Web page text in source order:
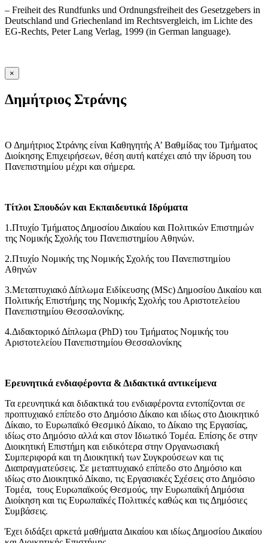
– Freiheit des Rundfunks und Ordnungsfreiheit des Gesetzgebers in
Deutschland und Griechenland im Rechtsvergleich, im Lichte des
EG-Rechts, Peter Lang Verlag, 1999 (in German language).
×
Δημήτριος Στράνης
Ο Δημήτριος Στράνης είναι Καθηγητής Α’ Βαθμίδας του Τμήματος
Διοίκησης Επιχειρήσεων, θέση αυτή κατέχει από την ίδρυση του
Πανεπιστημίου μέχρι και σήμερα.
Τίτλοι Σπουδών και Εκπαιδευτικά Ιδρύματα
1.Πτυχίο Τμήματος Δημοσίου Δικαίου και Πολιτικών Επιστημών
της Νομικής Σχολής του Πανεπιστημίου Αθηνών.
2.Πτυχίο Νομικής της Νομικής Σχολής του Πανεπιστημίου
Αθηνών
3.Μεταπτυχιακό Δίπλωμα Ειδίκευσης (MSc) Δημοσίου Δικαίου και
Πολιτικής Επιστήμης της Νομικής Σχολής του Αριστοτελείου
Πανεπιστημίου Θεσσαλονίκης.
4.Διδακτορικό Δίπλωμα (PhD) του Τμήματος Νομικής του
Αριστοτελείου Πανεπιστημίου Θεσσαλονίκης
Ερευνητικά ενδιαφέροντα & Διδακτικά αντικείμενα
Τα ερευνητικά και διδακτικά του ενδιαφέροντα εντοπίζονται σε
προπτυχιακό επίπεδο στο Δημόσιο Δίκαιο και ιδίως στο Διοικητικό
Δίκαιο, το Ευρωπαϊκό Θεσμικό Δίκαιο, το Δίκαιο της Εργασίας,
ιδίως στο Δημόσιο αλλά και στον Ιδιωτικό Τομέα. Επίσης δε στην
Διοικητική Επιστήμη και ειδικότερα στην Οργανωσιακή
Συμπεριφορά και τη Διοικητική των Συγκρούσεων και τις
Διαπραγματεύσεις. Σε μεταπτυχιακό επίπεδο στο Δημόσιο και
ιδίως στο Διοικητικό Δίκαιο, τις Εργασιακές Σχέσεις στο Δημόσιο
Τομέα, τους Ευρωπαϊκούς Θεσμούς, την Ευρωπαϊκή Δημόσια
Διοίκηση και τις Ευρωπαϊκές Πολιτικές καθώς και τις Δημόσιες
Συμβάσεις.
Έχει διδάξει αρκετά μαθήματα Δικαίου και ιδίως Δημοσίου Δικαίου